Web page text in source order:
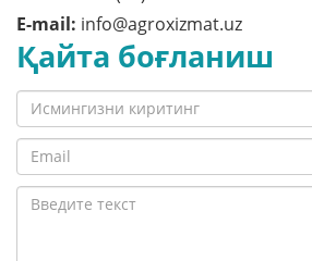
E-mail: info@agroxizmat.uz
Қайта боғланиш